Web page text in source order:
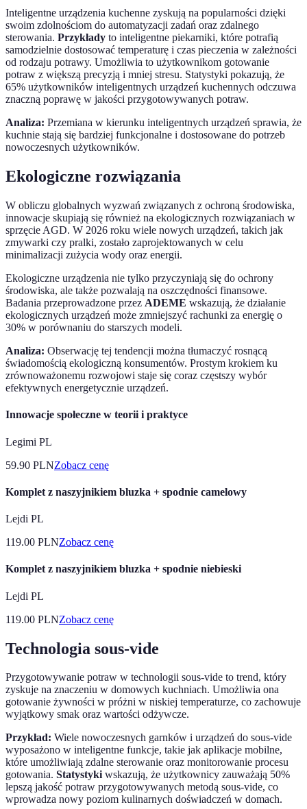
Inteligentne urządzenia kuchenne zyskują na popularności dzięki
swoim zdolnościom do automatyzacji zadań oraz zdalnego
sterowania. Przykłady to inteligentne piekarniki, które potrafią
samodzielnie dostosować temperaturę i czas pieczenia w zależności
od rodzaju potrawy. Umożliwia to użytkownikom gotowanie
potraw z większą precyzją i mniej stresu. Statystyki pokazują, że
65% użytkowników inteligentnych urządzeń kuchennych odczuwa
znaczną poprawę w jakości przygotowywanych potraw.
Analiza: Przemiana w kierunku inteligentnych urządzeń sprawia, że
kuchnie stają się bardziej funkcjonalne i dostosowane do potrzeb
nowoczesnych użytkowników.
Ekologiczne rozwiązania
W obliczu globalnych wyzwań związanych z ochroną środowiska,
innowacje skupiają się również na ekologicznych rozwiązaniach w
sprzęcie AGD. W 2026 roku wiele nowych urządzeń, takich jak
zmywarki czy pralki, zostało zaprojektowanych w celu
minimalizacji zużycia wody oraz energii.
Ekologiczne urządzenia nie tylko przyczyniają się do ochrony
środowiska, ale także pozwalają na oszczędności finansowe.
Badania przeprowadzone przez ADEME wskazują, że działanie
ekologicznych urządzeń może zmniejszyć rachunki za energię o
30% w porównaniu do starszych modeli.
Analiza: Obserwację tej tendencji można tłumaczyć rosnącą
świadomością ekologiczną konsumentów. Prostym krokiem ku
zrównoważonemu rozwojowi staje się coraz częstszy wybór
efektywnych energetycznie urządzeń.
Innowacje społeczne w teorii i praktyce
Legimi PL
59.90 PLNZobacz cenę
Komplet z naszyjnikiem bluzka + spodnie camelowy
Lejdi PL
119.00 PLNZobacz cenę
Komplet z naszyjnikiem bluzka + spodnie niebieski
Lejdi PL
119.00 PLNZobacz cenę
Technologia sous-vide
Przygotowywanie potraw w technologii sous-vide to trend, który
zyskuje na znaczeniu w domowych kuchniach. Umożliwia ona
gotowanie żywności w próżni w niskiej temperaturze, co zachowuje
wyjątkowy smak oraz wartości odżywcze.
Przykład: Wiele nowoczesnych garnków i urządzeń do sous-vide
wyposażono w inteligentne funkcje, takie jak aplikacje mobilne,
które umożliwiają zdalne sterowanie oraz monitorowanie procesu
gotowania. Statystykiwskazują, że użytkownicy zauważają 50%
lepszą jakość potraw przygotowywanych metodą sous-vide, co
wprowadza nowy poziom kulinarnych doświadczeń w domach.